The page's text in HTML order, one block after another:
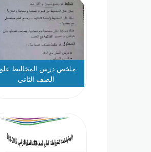
ملخص درس المخاليط
الصف الثاني